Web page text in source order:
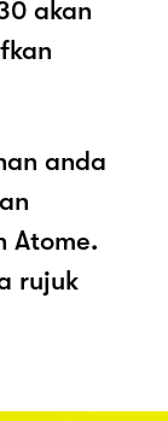
akan
anda
Atome.
rujuk